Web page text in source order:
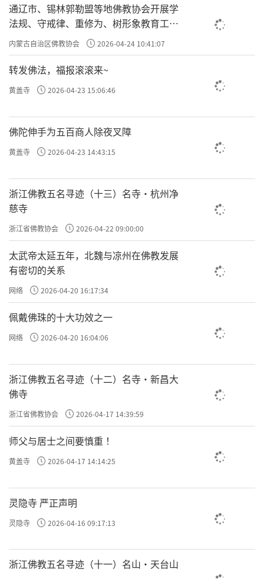
这个时候，心会特别安稳、愉悦。
六、寂静住：「于此喜爱，以无爱心对治生时，
无所爱乐其心安静，名寂静住。」
种舒服的感觉，就容易贪着，舍不得。
看待它，把这个情绪降下来。
通辽市、锡林郭勒盟等地佛教协会开展学
法规、守戒律、重修为、树形象教育工作
专题学习会
内蒙古自治区佛教协会 2026-04-24 10:41:07
转发佛法，福报滚滚来~
黄盖寺 2026-04-23 15:06:46
佛陀伸手为五百商人除夜叉障
黄盖寺 2026-04-23 14:43:15
浙江佛教五名寻迹（十三）名寺·杭州净
慈寺
浙江省佛教协会 2026-04-22 09:00:00
太武帝太延五年，北魏与凉州在佛教发展
有密切的关系
网络 2026-04-20 16:17:34
佩戴佛珠的十大功效之一
网络 2026-04-20 16:04:06
浙江佛教五名寻迹（十二）名寺·新昌大
佛寺
浙江省佛教协会 2026-04-17 14:39:59
师父与居士之间要慎重 ！
黄盖寺 2026-04-17 14:14:25
灵隐寺 严正声明
灵隐寺 2026-04-16 09:17:13
浙江佛教五名寻迹（十一）名山·天台山